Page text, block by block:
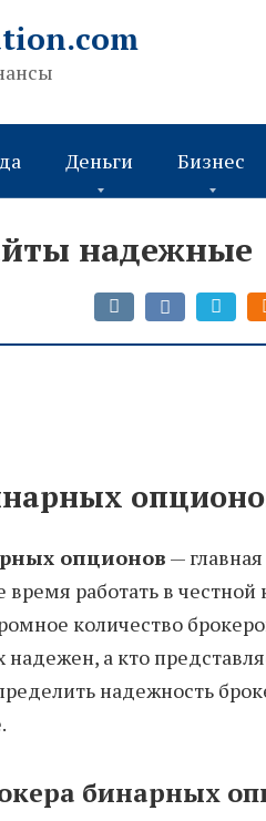
Деньги Бизнес
надежные
опционов —
работать в
количество
надежен, а кто
надежность
бинарных